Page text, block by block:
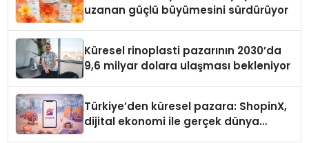
uzanan güçlü büyümesini sürdürüyor
Küresel rinoplasti pazarının 2030’da
9,6 milyar dolara ulaşması bekleniyor
Türkiye’den küresel pazara: ShopinX,
dijital ekonomi ile gerçek dünya